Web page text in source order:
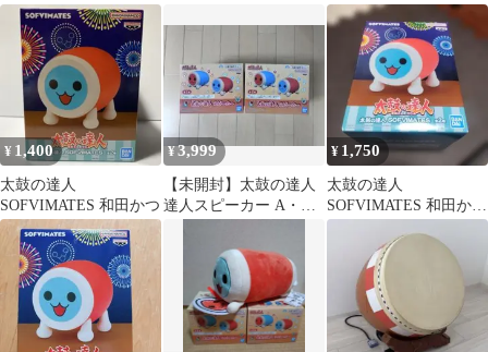
カー Aどんちゃん
約12センチ
ー⭐
¥ 1,400
太鼓の達人
SOFVIMATES 和田かつ
¥3,999
【未開封】太鼓の達人
達人スピーカー A・B
¥ 1,750
太鼓の達人
SOFVIMATES 和田かつ
フィギュア UFOキャッ
チャー景品